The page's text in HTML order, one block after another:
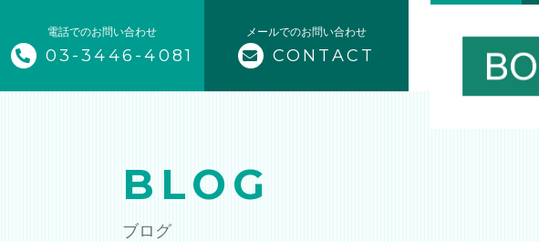
電話でのお問い合わせ
03-3446-4081
メールでのお問い合わせ
CONTACT
トップページ
BLOG
ブログ